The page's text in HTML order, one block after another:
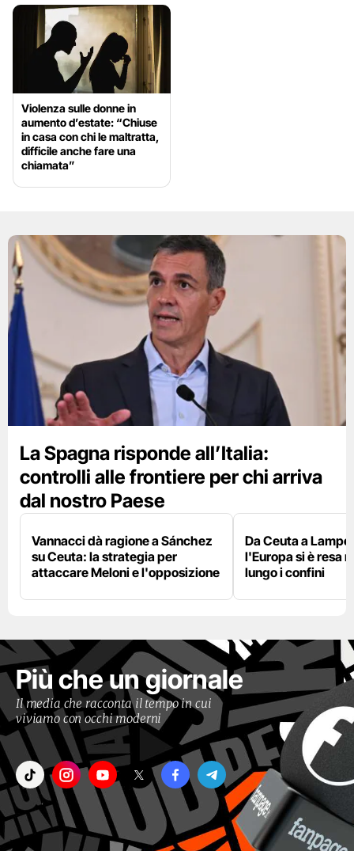
Violenza sulle donne in
aumento d’estate: “Chiuse
in casa con chi le maltratta,
difficile anche fare una
chiamata”
La Spagna risponde all’Italia:
controlli alle frontiere per chi arriva
dal nostro Paese
Vannacci dà ragione a Sánchez
su Ceuta: la strategia per
attaccare Meloni e l'opposizione
Da Ceuta a
l'Europa si è resa
lungo i confini
Più che un giornale
Il media che racconta il tempo in cui
viviamo con occhi moderni